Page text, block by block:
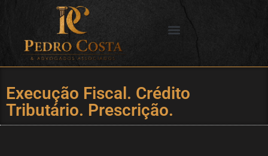
conteúdo
Execução Fiscal. Crédito
Tributário. Prescrição.